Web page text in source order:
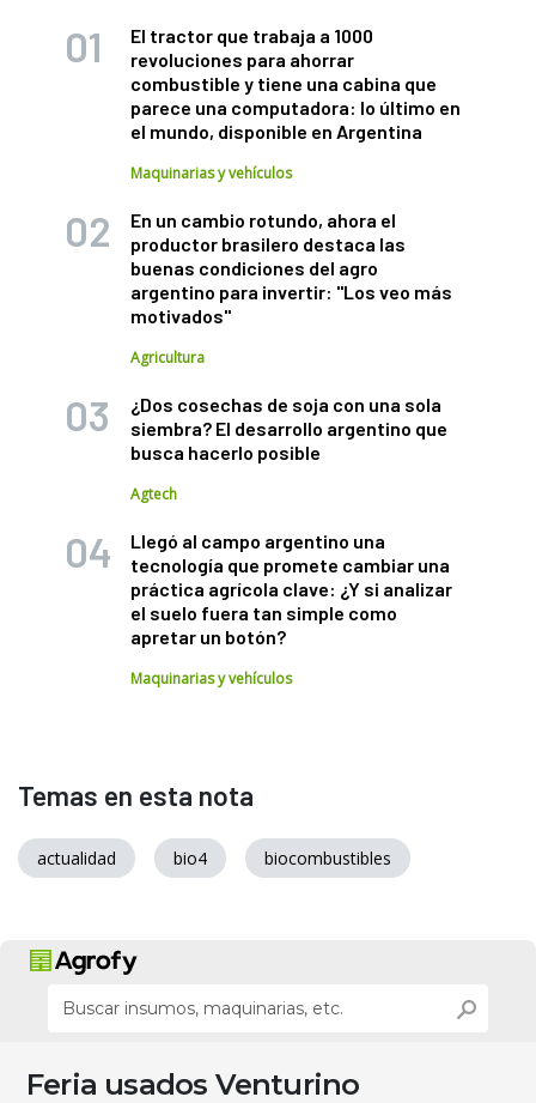
El tractor que trabaja a 1000
revoluciones para ahorrar
combustible y tiene una cabina que
parece una computadora: lo último en
el mundo, disponible en Argentina
Maquinarias y vehículos
En un cambio rotundo, ahora el
productor brasilero destaca las
buenas condiciones del agro
argentino para invertir: "Los veo más
motivados"
Agricultura
¿Dos cosechas de soja con una sola
siembra? El desarrollo argentino que
busca hacerlo posible
Agtech
Llegó al campo argentino una
tecnología que promete cambiar una
práctica agrícola clave: ¿Y si analizar
el suelo fuera tan simple como
apretar un botón?
Maquinarias y vehículos
Temas en esta nota
actualidad bio4 biocombustibles
Feria usados Venturino